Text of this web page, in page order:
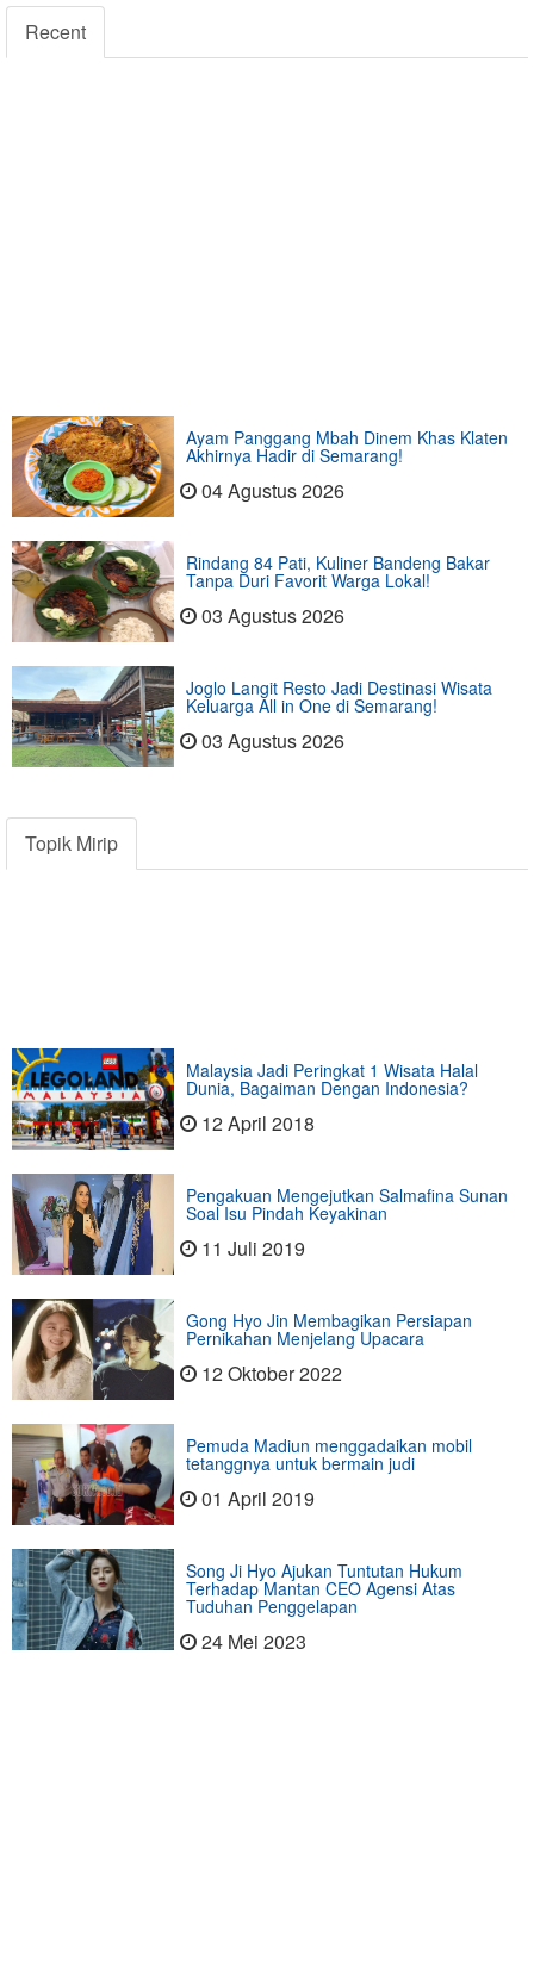
Recent
Ayam Panggang Mbah Dinem Khas Klaten
Akhirnya Hadir di Semarang!
04 Agustus 2026
Rindang 84 Pati, Kuliner Bandeng Bakar
Tanpa Duri Favorit Warga Lokal!
03 Agustus 2026
Joglo Langit Resto Jadi Destinasi Wisata
Keluarga All in One di Semarang!
03 Agustus 2026
Topik Mirip
Malaysia Jadi Peringkat 1 Wisata Halal
Dunia, Bagaiman Dengan Indonesia?
12 April 2018
Pengakuan Mengejutkan Salmafina Sunan
Soal Isu Pindah Keyakinan
11 Juli 2019
Gong Hyo Jin Membagikan Persiapan
Pernikahan Menjelang Upacara
12 Oktober 2022
Pemuda Madiun menggadaikan mobil
tetanggnya untuk bermain judi
01 April 2019
Song Ji Hyo Ajukan Tuntutan Hukum
Terhadap Mantan CEO Agensi Atas
Tuduhan Penggelapan
24 Mei 2023